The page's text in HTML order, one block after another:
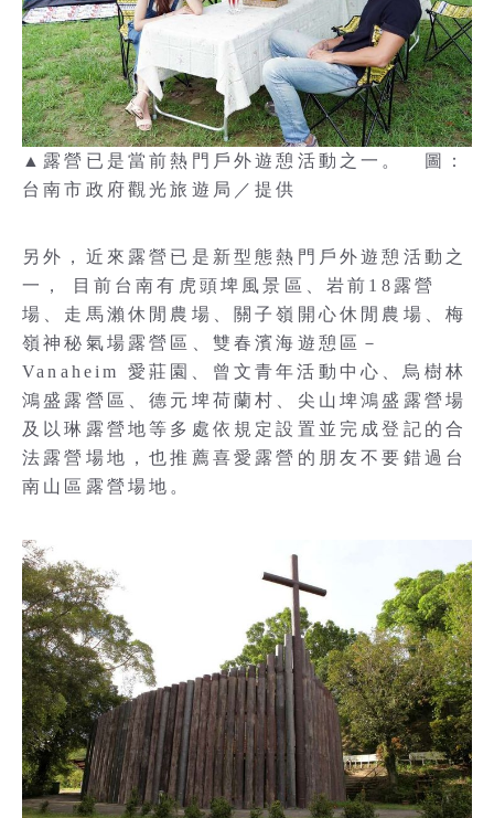
▲露營已是當前熱門戶外遊憩活動之一。 圖：
台南市政府觀光旅遊局／提供
另外，近來露營已是新型態熱門戶外遊憩活動之
一， 目前台南有虎頭埤風景區、岩前18露營
場、走馬瀨休閒農場、關子嶺開心休閒農場、梅
嶺神秘氣場露營區、雙春濱海遊憩區－
Vanaheim 愛莊園、曾文青年活動中心、烏樹林
鴻盛露營區、德元埤荷蘭村、尖山埤鴻盛露營場
及以琳露營地等多處依規定設置並完成登記的合
法露營場地，也推薦喜愛露營的朋友不要錯過台
南山區露營場地。